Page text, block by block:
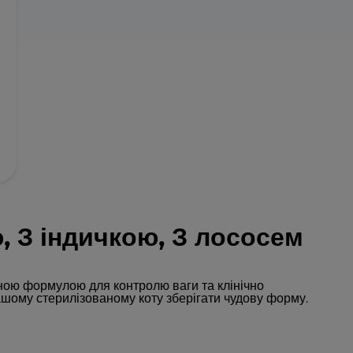
індичкою, З лососем
формулою для контролю ваги та клінічно
стерилізованому коту зберігати чудову форму.